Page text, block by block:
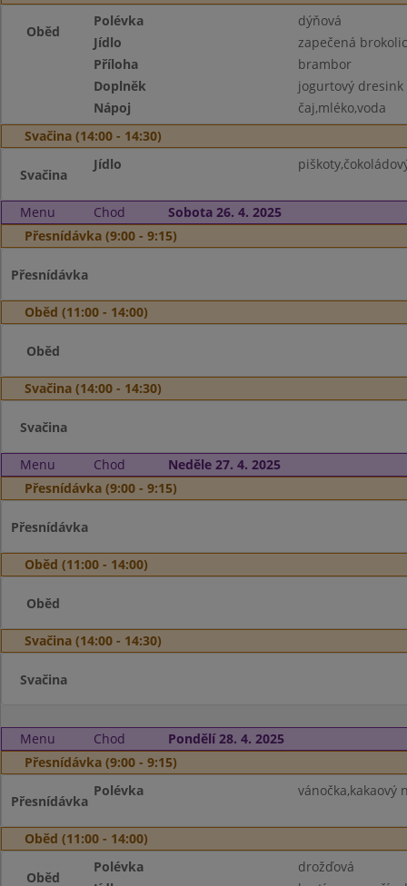
Oběd
Polévka
dýňová
Jídlo
zapečená
Příloha
brambor
Doplněk
jogurtový dresink
Nápoj
čaj,mléko,voda
Svačina (14:00 - 14:30)
Svačina
Jídlo
Menu Chod
Sobota 26. 4. 2025
Přesnídávka (9:00 - 9:15)
Přesnídávka
Oběd (11:00 - 14:00)
Oběd
Svačina (14:00 - 14:30)
Svačina
Menu Chod
Neděle 27. 4. 2025
Přesnídávka (9:00 - 9:15)
Přesnídávka
Oběd (11:00 - 14:00)
Oběd
Svačina (14:00 - 14:30)
Svačina
Menu Chod
Pondělí 28. 4. 2025
Přesnídávka (9:00 - 9:15)
Přesnídávka
Polévka vánočka,kakaový
Oběd (11:00 - 14:00)
Oběd
Polévka
drožďová